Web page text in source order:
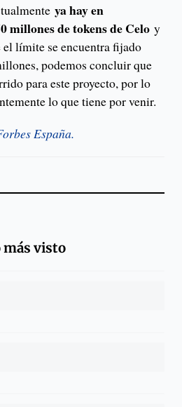
ya hay en
millones de tokens de Celo y
el límite se encuentra fijado
podemos concluir que
para este proyecto, por lo
lo que tiene por venir.
España.
más visto